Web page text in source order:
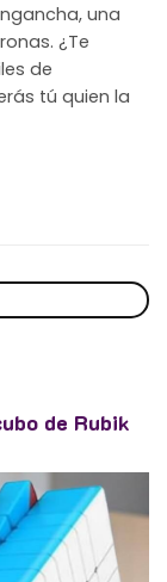
una
¿Te
de
tú quien la
de Rubik